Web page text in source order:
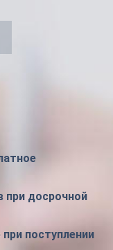
при досрочной
поступлении